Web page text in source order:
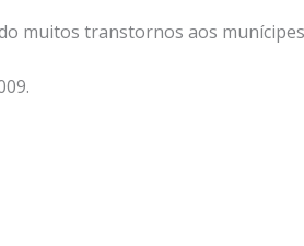
muitos transtornos aos